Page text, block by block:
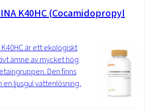
K40HC (Cocamidopropyl
K40HC är ett ekologiskt
ämne av mycket hög
Den finns
en ljusgul vattenlösning,